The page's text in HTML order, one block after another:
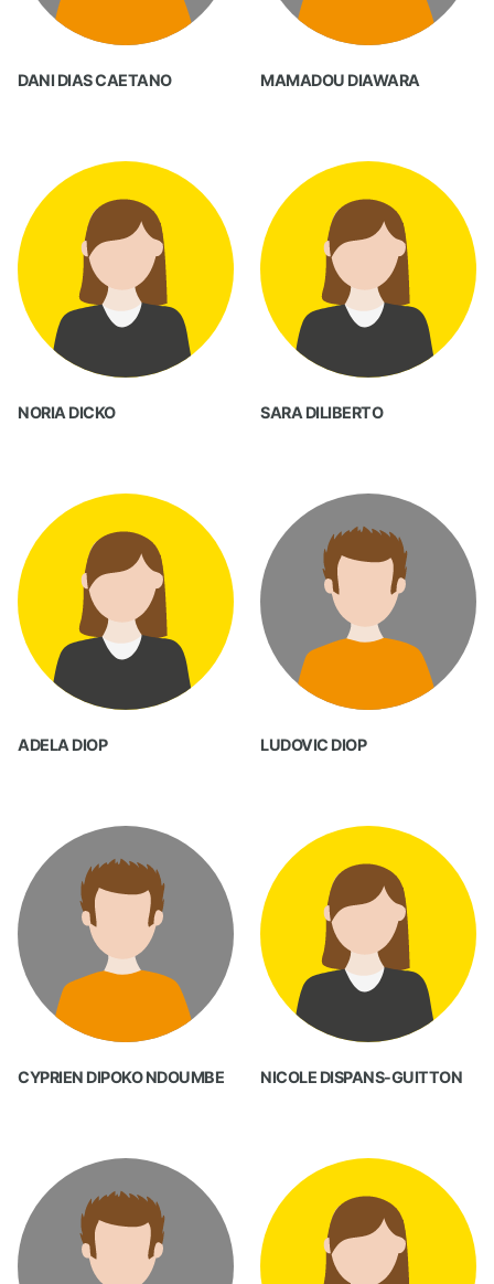
DANI DIAS CAETANO MAMADOU DIAWARA
NORIA DICKO SARA DILIBERTO
ADELA DIOP LUDOVIC DIOP
CYPRIEN DIPOKO NDOUMBE NICOLE DISPANS-GUITTON